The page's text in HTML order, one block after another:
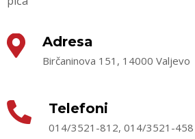
Adresa
Birčaninova 151, 14000 Valjevo
Telefoni
014/3521-812, 014/3521-458